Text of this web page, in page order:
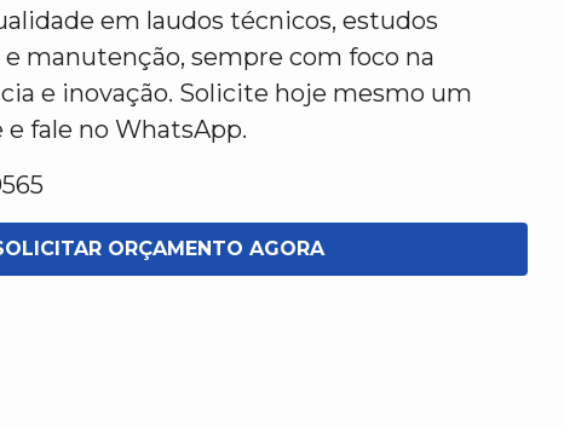
em laudos técnicos, estudos
manutenção, sempre com foco na
e inovação. Solicite hoje mesmo um
fale no WhatsApp.
ORÇAMENTO AGORA